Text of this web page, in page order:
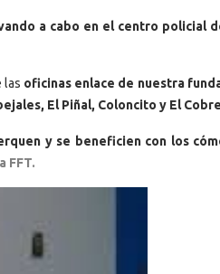
a cabo en el centro policial
las oficinas enlace de nuestra
El Piñal, Coloncito y El Cobre
y se beneficien con los
FFT.